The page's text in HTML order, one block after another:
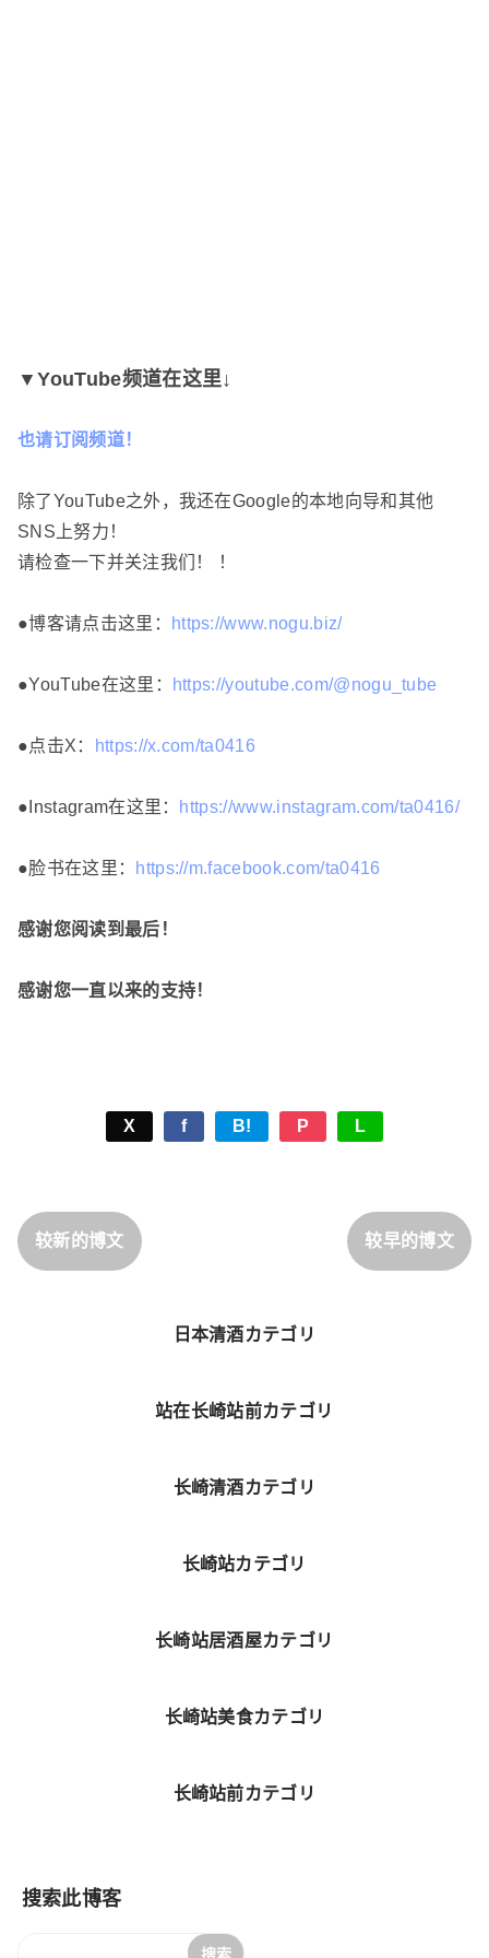
▼YouTube频道在这里↓
也请订阅频道！
除了YouTube之外，我还在Google的本地向导和其他
SNS上努力！
请检查一下并关注我们！ ！
●博客请点击这里： https://www.nogu.biz/
●YouTube在这里： https://youtube.com/@nogu_tube
●点击X： https://x.com/ta0416
●Instagram在这里： https://www.instagram.com/ta0416/
●脸书在这里： https://m.facebook.com/ta0416
感谢您阅读到最后！
感谢您一直以来的支持！
X f B! P L
较新的博文 较早的博文
日本清酒カテゴリ
站在长崎站前カテゴリ
长崎清酒カテゴリ
长崎站カテゴリ
长崎站居酒屋カテゴリ
长崎站美食カテゴリ
长崎站前カテゴリ
搜索此博客